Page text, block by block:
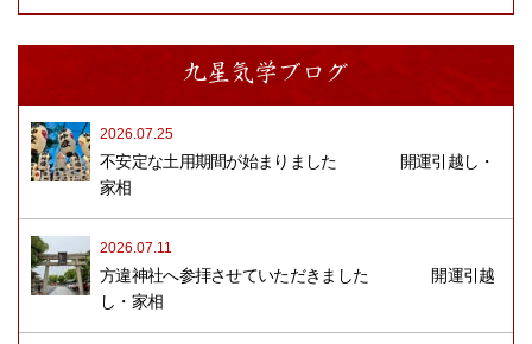
九星気学ブログ
2026.07.25
不安定な土用期間が始まりました 開運引越し・
家相
2026.07.11
方違神社へ参拝させていただきました 開運引越
し・家相